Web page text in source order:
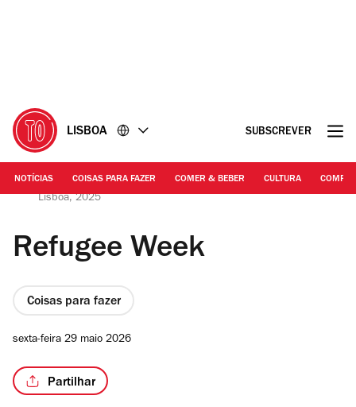
LISBOA SUBSCREVER
NOTÍCIAS COISAS PARA FAZER COMER & BEBER CULTURA
DR | Piquenique comunitário, Jardins do Bombarda,
Lisboa, 2025
Refugee Week
Coisas para fazer
sexta-feira 29 maio 2026
Partilhar